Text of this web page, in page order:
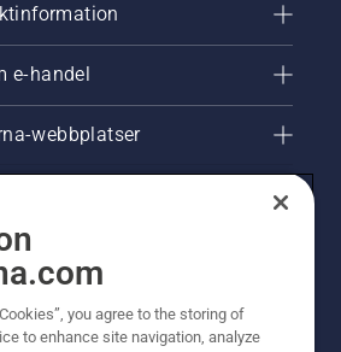
e-handel
webbplatser
you agree to the storing of
to enhance site navigation, analyze